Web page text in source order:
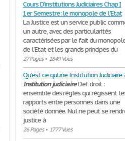
Cours D'institutions Judiciaires Chap I
1er Semestre: le monopole de l'Etat
La Justice est un service public
un autre, avec des particularités
caractérisées par le fait du
de l’Etat et les grands principes du
27 Pages• 1849 Vues
Qu'est ce qu'une Institution Judiciaire
Institution judiciaireDef droit :
ensemble des règles qui régissent
rapports entre personnes dans une
société donnée. Nul ne peut se
justice à
26 Pages• 1777 Vues